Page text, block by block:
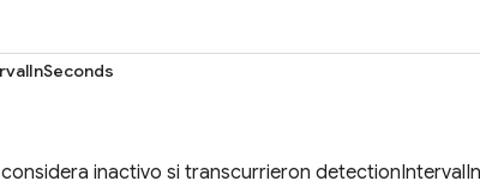
considera inactivo si transcurrieron